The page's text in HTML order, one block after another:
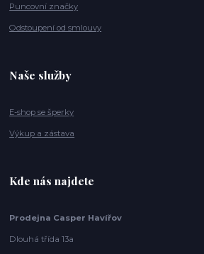
Puncovní značky
Odstoupení od smlouvy
Naše služby
E-shop se šperky
Výkup a zástava
Kde nás najdete
Prodejna Casper Havířov
Dlouhá třída 13a